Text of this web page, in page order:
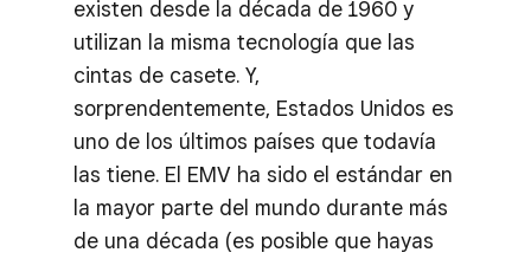
existen desde la década de 1960 y
utilizan la misma tecnología que las
cintas de casete. Y,
sorprendentemente, Estados Unidos es
uno de los últimos países que todavía
las tiene. El EMV ha sido el estándar en
la mayor parte del mundo durante más
de una década (es posible que hayas